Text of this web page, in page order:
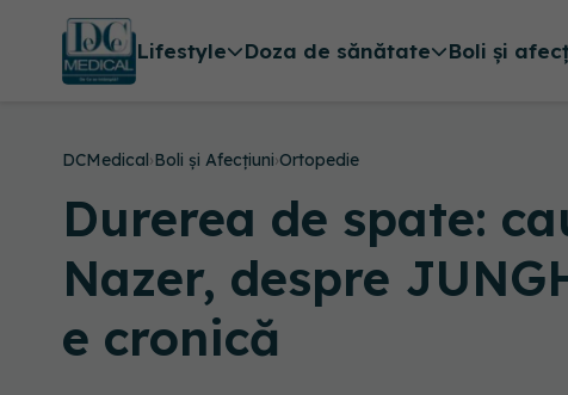
Lifestyle Doza de sănătate Boli și
DCMedical›Boli și Afecțiuni›Ortopedie
Durerea de spate:
Nazer, despre
e cronică